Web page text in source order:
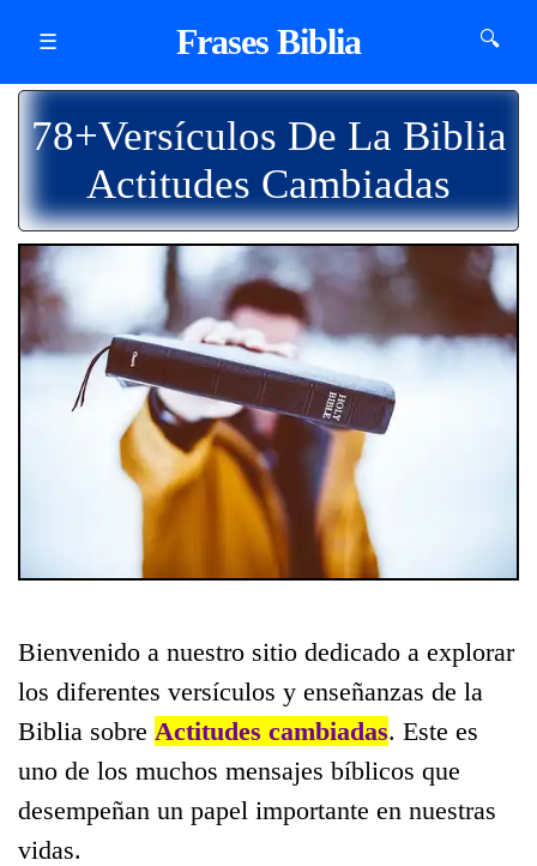
☰ Frases Biblia 🔍
78+Versículos De La Biblia
Actitudes Cambiadas
Bienvenido a nuestro sitio dedicado a explorar
los diferentes versículos y enseñanzas de la
Biblia sobre Actitudes cambiadas. Este es
uno de los muchos mensajes bíblicos que
desempeñan un papel importante en nuestras
vidas.